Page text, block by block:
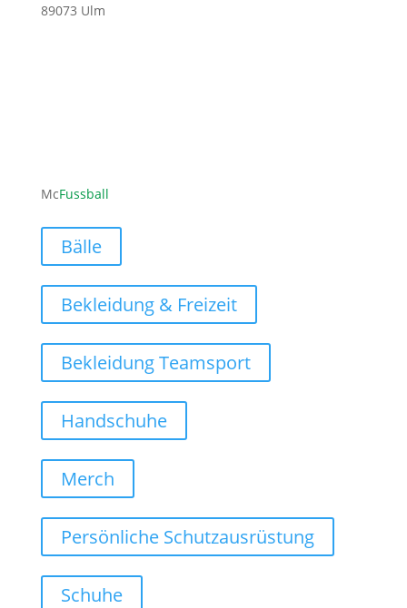
89073 Ulm
McFussball
Bälle
Bekleidung & Freizeit
Bekleidung Teamsport
Handschuhe
Merch
Persönliche Schutzausrüstung
Schuhe